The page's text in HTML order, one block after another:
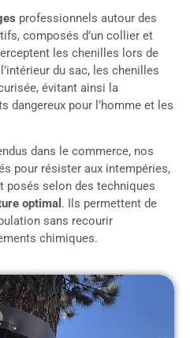
professionnels autour des
composés d’un collier et
les chenilles lors de
du sac, les chenilles
évitant ainsi la
dangereux pour l’homme et les
dans le commerce, nos
pour résister aux intempéries,
posés selon des techniques
optimal . Ils permettent de
sans recourir
chimiques.